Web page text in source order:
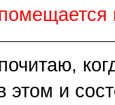
этом и